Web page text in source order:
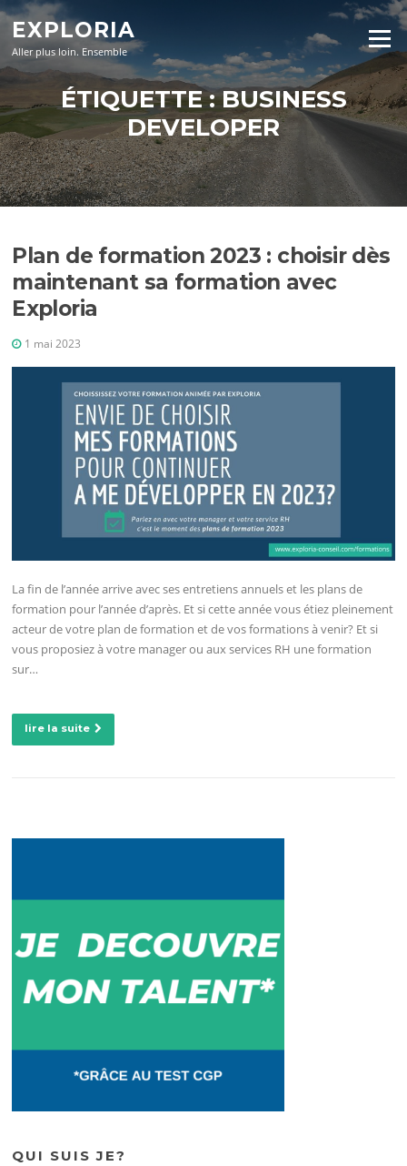
Aller
contenu
EXPLORIA
Aller plus loin. Ensemble
Menu
ÉTIQUETTE :BUSINESS
DEVELOPER
Plan de formation 2023 : choisir dès
maintenant sa formation avec
Exploria
1 mai 2023
La fin de l’année arrive avec ses entretiens annuels et les plans de
formation pour l’année d’après. Et si cette année vous étiez pleinement
acteur de votre plan de formation et de vos formations à venir? Et si
vous proposiez à votre manager ou aux services RH une formation
sur…
lire la suite
QUI SUIS JE?